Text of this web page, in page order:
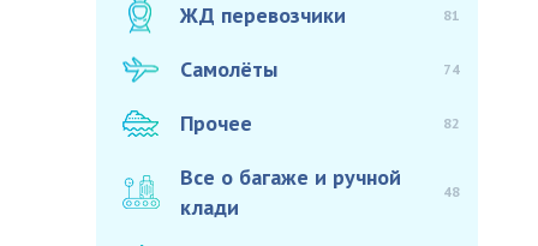
ЖД перевозчики 81
Самолёты 74
Прочее 82
Все о багаже и ручной
клади
48